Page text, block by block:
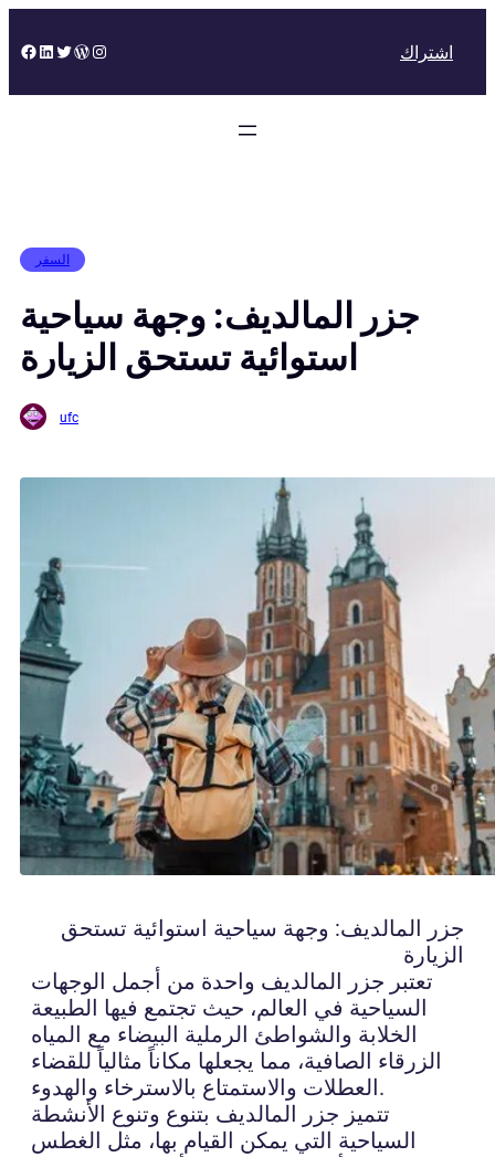
to
Facebook
LinkedIn
Twitter
WordPress
Instagram اشتراك
السفر
جزر المالديف: وجهة سياحية
استوائية تستحق الزيارة
ufc
جزر المالديف: وجهة سياحية استوائية تستحق
الزيارة
تعتبر جزر المالديف واحدة من أجمل الوجهات
السياحية في العالم، حيث تجتمع فيها الطبيعة
الخلابة والشواطئ الرملية البيضاء مع المياه
الزرقاء الصافية، مما يجعلها مكاناً مثالياً للقضاء
العطلات والاستمتاع بالاسترخاء والهدوء.
تتميز جزر المالديف بتنوع وتنوع الأنشطة
السياحية التي يمكن القيام بها، مثل الغطس